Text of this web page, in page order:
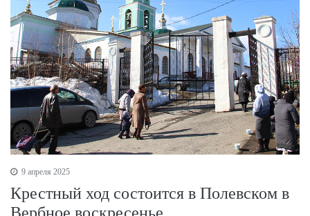
9 апреля 2025
Крестный ход состоится в Полевском в
Вербное воскресенье